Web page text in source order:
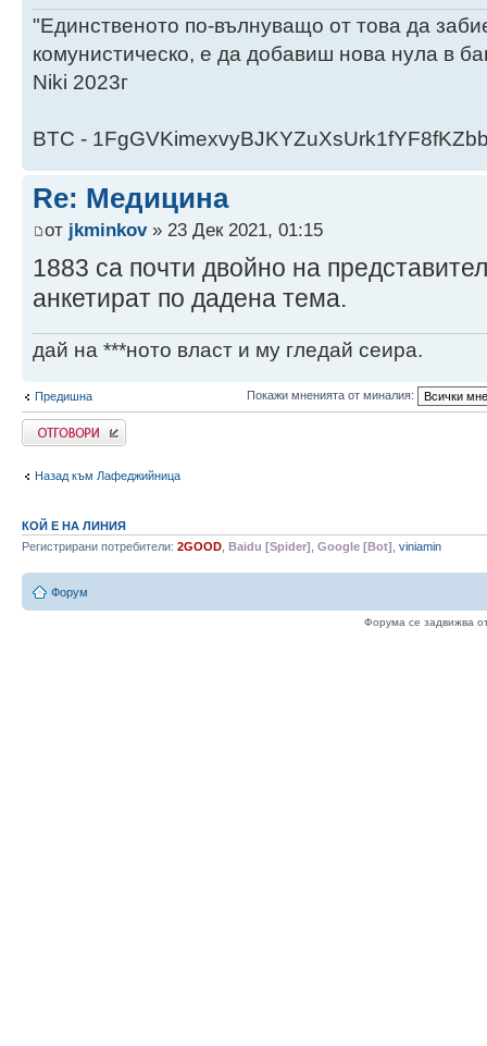
"Единственото по-вълнуващо от това да
комунистическо, е да добавиш нова нула в
Niki 2023г
BTC -
Re: Медицина
от jkminkov» 23 Дек 2021, 01:15
1883 са почти двойно на
анкетират по дадена тема.
дай на ***ното власт и му гледай сеира.
Предишна Покажи мненията от миналия:
Напиши коментар
Назад към Лафеджийница
КОЙ Е НА ЛИНИЯ
Регистрирани потребители: 2GOOD Baidu [Spider] Google [Bot] viniamin
Форум
Форума се задвижва